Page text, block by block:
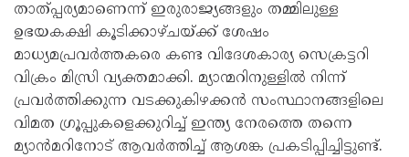
താത്പ്പര്യമാണെന്ന് ഇരുരാജ്യങ്ങളും തമ്മിലുള്ള
ഉഭയകക്ഷി കൂടിക്കാഴ്ചയ്ക്ക് ശേഷം
മാധ്യമപ്രവർത്തകരെ കണ്ട വിദേശകാര്യ സെക്രട്ടറി
വിക്രം മിസ്രി വ്യക്തമാക്കി. മ്യാന്മറിനുള്ളിൽ നിന്ന്
പ്രവർത്തിക്കുന്ന വടക്കുകിഴക്കൻ സംസ്ഥാനങ്ങളിലെ
വിമത ഗ്രൂപ്പുകളെക്കുറിച്ച് ഇന്ത്യ നേരത്തെ തന്നെ
മ്യാൻമറിനോട് ആവർത്തിച്ച് ആശങ്ക പ്രകടിപ്പിച്ചിട്ടുണ്ട്.